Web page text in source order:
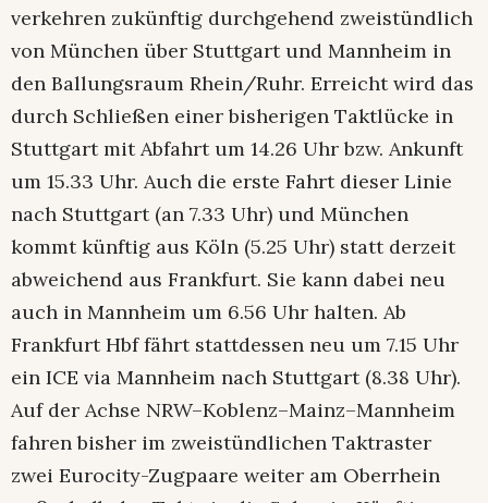
verkehren zukünftig durchgehend zweistündlich
von München über Stuttgart und Mannheim in
den Ballungsraum Rhein/Ruhr. Erreicht wird das
durch Schließen einer bisherigen Taktlücke in
Stuttgart mit Abfahrt um 14.26 Uhr bzw. Ankunft
um 15.33 Uhr. Auch die erste Fahrt dieser Linie
nach Stuttgart (an 7.33 Uhr) und München
kommt künftig aus Köln (5.25 Uhr) statt derzeit
abweichend aus Frankfurt. Sie kann dabei neu
auch in Mannheim um 6.56 Uhr halten. Ab
Frankfurt Hbf fährt stattdessen neu um 7.15 Uhr
ein ICE via Mannheim nach Stuttgart (8.38 Uhr).
Auf der Achse NRW–Koblenz–Mainz–Mannheim
fahren bisher im zweistündlichen Taktraster
zwei Eurocity-Zugpaare weiter am Oberrhein